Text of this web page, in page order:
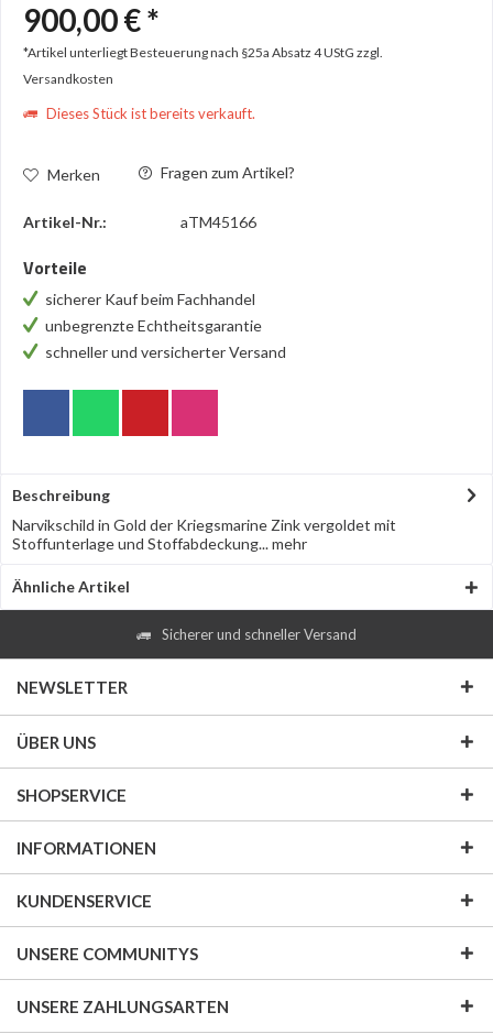
900,00 € *
*Artikel unterliegt Besteuerung nach §25a Absatz 4 UStG zzgl.
Versandkosten
Dieses Stück ist bereits verkauft.
Merken Fragen zum Artikel?
Artikel-Nr.: aTM45166
Vorteile
sicherer Kauf beim Fachhandel
unbegrenzte Echtheitsgarantie
schneller und versicherter Versand
Beschreibung
Narvikschild in Gold der Kriegsmarine Zink vergoldet mit
Stoffunterlage und Stoffabdeckung...mehr
Ähnliche Artikel
Sicherer und schneller Versand
NEWSLETTER
ÜBER UNS
SHOPSERVICE
INFORMATIONEN
KUNDENSERVICE
UNSERE COMMUNITYS
UNSERE ZAHLUNGSARTEN